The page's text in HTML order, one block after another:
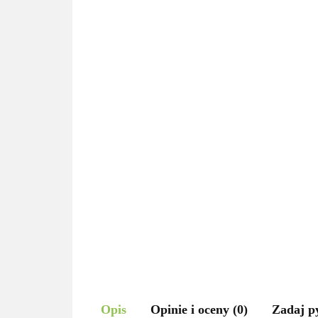
Opis Opinie i oceny (0) Zadaj